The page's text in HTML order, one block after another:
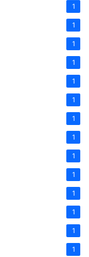
1
1
1
1
1
1
1
1
1
1
1
1
1
1